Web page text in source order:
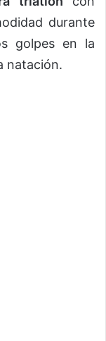
durante
golpes en la
natación.